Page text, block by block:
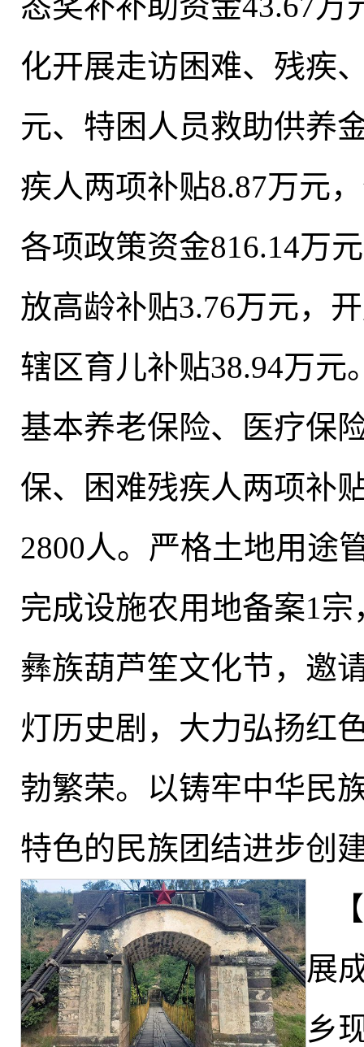
化开展走访困难、残疾
元、特困人员救助供养
疾人两项补贴8.87万元
各项政策资金816.14万
放高龄补贴3.76万元，
辖区育儿补贴38.94万
基本养老保险、医疗保
保、困难残疾人两项补
2800人。严格土地用途
完成设施农用地备案1宗
彝族葫芦笙文化节， 邀
灯历史剧，大力弘扬红
勃繁荣。以铸牢中华民
特色的民族团结进步创
展
乡